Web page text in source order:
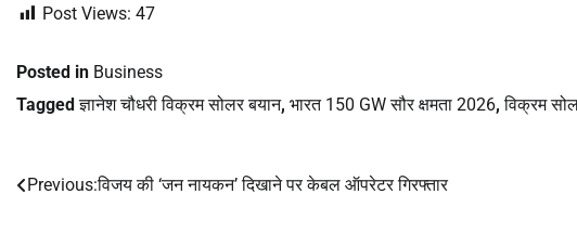
Post Views: 47
Posted in Business
Taggedज्ञानेश चौधरी विक्रम सोलर बयान, भारत 150 GW सौर क्षमता 2026,विक्रम
Post
Previous:विजय की ‘जन नायकन’ दिखाने पर केबल ऑपरेटर गिरफ्तार